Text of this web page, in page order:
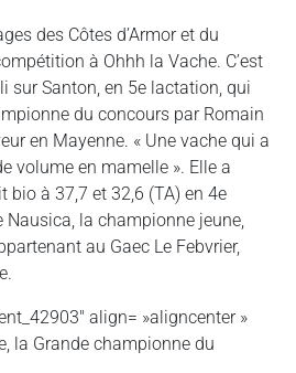
des Côtes d’Armor et du
à Ohhh la Vache. C’est
sur Santon, en 5e lactation, qui
du concours par Romain
en Mayenne. « Une vache qui a
volume en mamelle ». Elle a
bio à 37,7 et 32,6 (TA) en 4e
Nausica, la championne jeune,
au Gaec Le Febvrier,
align= »aligncenter »
la Grande championne du